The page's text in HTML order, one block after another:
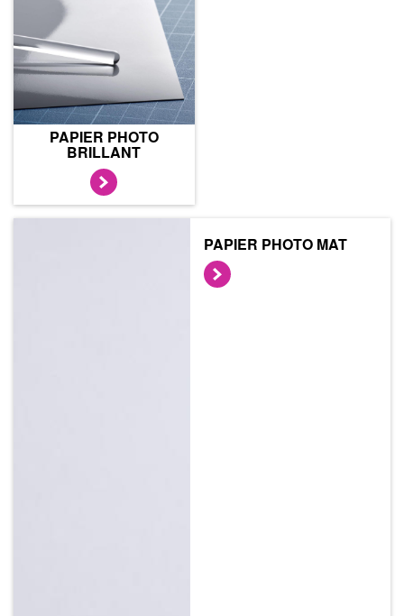
PAPIER PHOTO
BRILLANT
PAPIER PHOTO MAT